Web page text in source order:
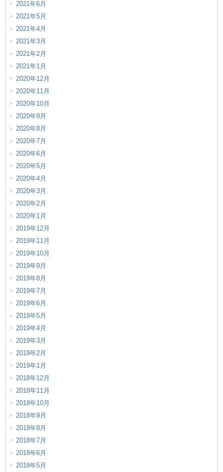
2021年6月
2021年5月
2021年4月
2021年3月
2021年2月
2021年1月
2020年12月
2020年11月
2020年10月
2020年9月
2020年8月
2020年7月
2020年6月
2020年5月
2020年4月
2020年3月
2020年2月
2020年1月
2019年12月
2019年11月
2019年10月
2019年9月
2019年8月
2019年7月
2019年6月
2019年5月
2019年4月
2019年3月
2019年2月
2019年1月
2018年12月
2018年11月
2018年10月
2018年9月
2018年8月
2018年7月
2018年6月
2018年5月